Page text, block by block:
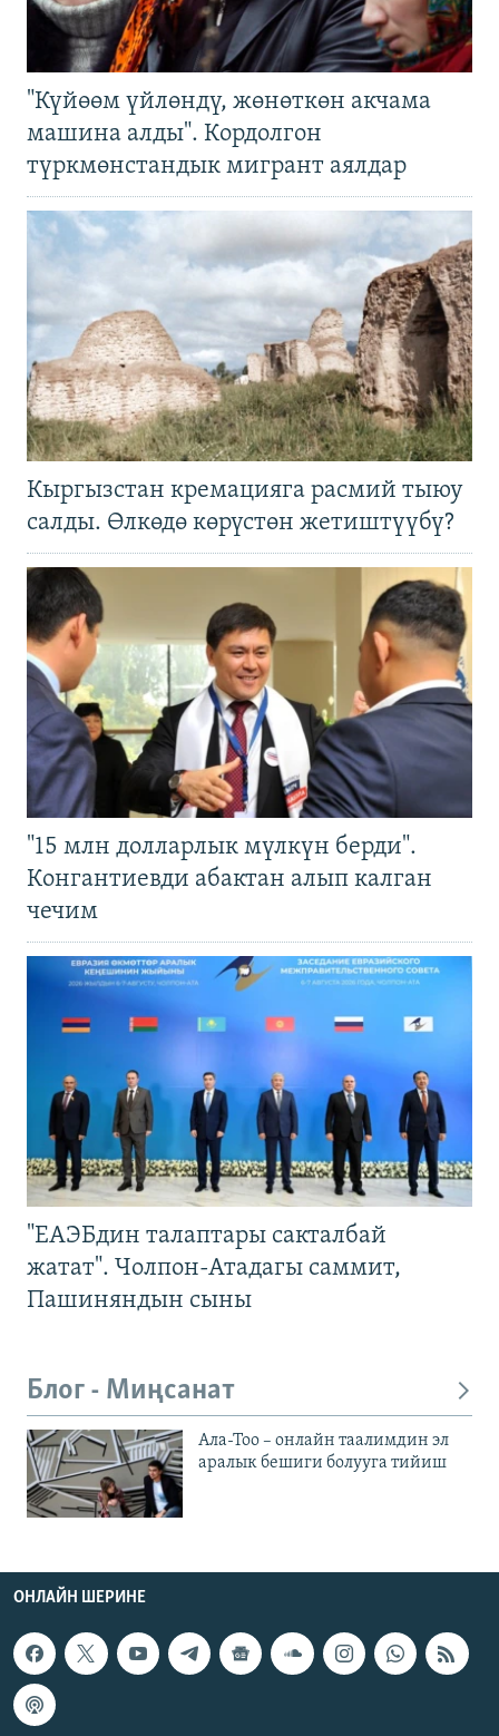
"Күйөөм үйлөндү, жөнөткөн акчама
машина алды". Кордолгон
түркмөнстандык мигрант аялдар
Кыргызстан кремацияга расмий тыюу
салды. Өлкөдө көрүстөн жетиштүүбү?
"15 млн долларлык мүлкүн берди".
Конгантиевди абактан алып калган
чечим
"ЕАЭБдин талаптары сакталбай
жатат". Чолпон-Атадагы саммит,
Пашиняндын сыны
Блог - Миңсанат
Ала-Тоо – онлайн таалимдин эл
аралык бешиги болууга тийиш
ОНЛАЙН ШЕРИНЕ